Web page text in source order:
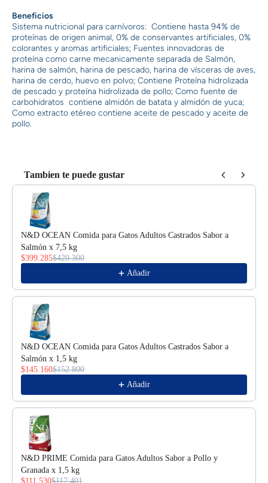
Beneficios
Sistema nutricional para carnívoros: Contiene hasta 94% de
proteínas de origen animal, 0% de conservantes artificiales, 0%
colorantes y aromas artificiales; Fuentes innovadoras de
proteína como carne mecanicamente separada de Salmón,
harina de salmón, harina de pescado, harina de vísceras de aves,
harina de cerdo, huevo en polvo; Contiene Proteína hidrolizada
de pescado y proteína hidrolizada de pollo; Como fuente de
carbohidratos contiene almidón de batata y almidón de yuca;
Como extracto etéreo contiene aceite de pescado y aceite de
pollo.
Tambien te puede gustar
Use the Previous and Next buttons to navigate through product
N&D OCEAN Comida para Gatos Adultos Castrados Sabor a
Salmón x 7,5 kg
$399.285$420.300
Añadir
N&D OCEAN Comida para Gatos Adultos Castrados Sabor a
Salmón x 1,5 kg
$145.160$152.800
Añadir
N&D PRIME Comida para Gatos Adultos Sabor a Pollo y
Granada x 1,5 kg
$111.530$117.401